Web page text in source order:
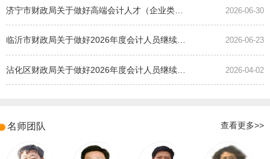
济宁市财政局关于做好高端会计人才（企业类）培养班选拔工作的通知 2026-06-30
临沂市财政局关于做好2026年度会计人员继续教育有关工作的通知 2026-06-23
2026-04-02
名师团队 查看更多>>